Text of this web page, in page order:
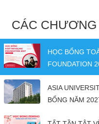
CÁC
HỌC BỔNG
FOUNDATION
ASIA
BỔNG NĂM